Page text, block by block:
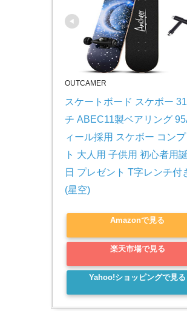
OUTCAMER
スケートボード スケボー
チ ABEC11製ベアリング
ィール採用 スケボー コン
ト 大人用 子供用 初心者用
日 プレゼント T字レンチ付
(星空)
Amazonで見る
楽天市場で見る
Yahoo!ショッピングで見る